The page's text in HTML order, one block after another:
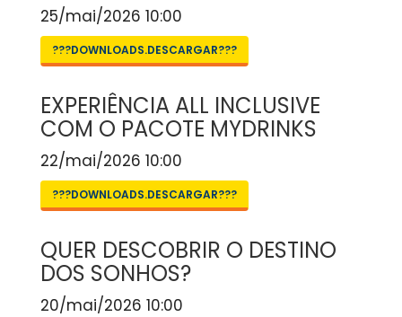
25/mai/2026 10:00
???DOWNLOADS.DESCARGAR???
EXPERIÊNCIA ALL INCLUSIVE
COM O PACOTE MYDRINKS
22/mai/2026 10:00
???DOWNLOADS.DESCARGAR???
QUER DESCOBRIR O DESTINO
DOS SONHOS?
20/mai/2026 10:00